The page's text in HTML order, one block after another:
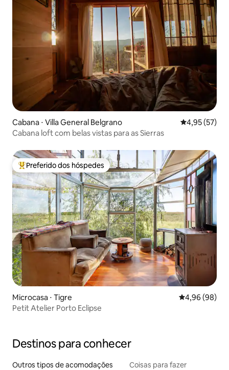
Cabana ⋅ Villa General Belgrano 4,95 de uma
4,95 (57)
Cabana loft com belas vistas para as Sierras
Entre os melhores preferidos dos hóspedes
Preferido dos hóspedes
Microcasa ⋅ Tigre 4,96 de uma
4,96 (98)
Petit Atelier Porto Eclipse
Destinos para conhecer
Outros tipos de acomodações Coisas para fazer